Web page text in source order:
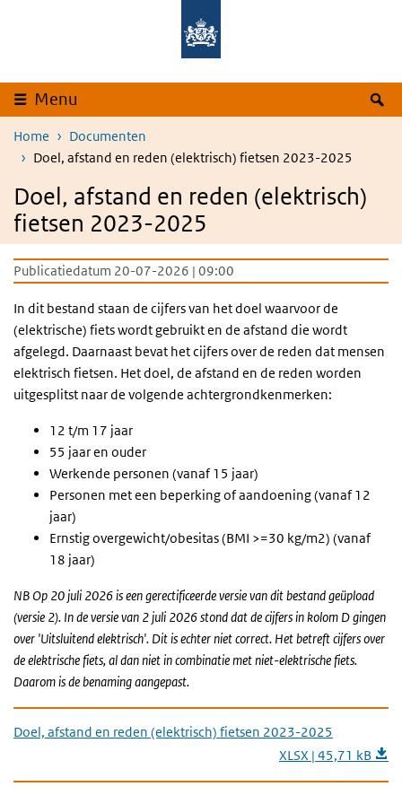
Overslaan en naar de inhoud gaan
Menu
Home
Documenten
Doel, afstand en reden (elektrisch) fietsen 2023-2025
Doel, afstand en reden (elektrisch)
fietsen 2023-2025
Publicatiedatum 20-07-2026 | 09:00
In dit bestand staan de cijfers van het doel waarvoor de
(elektrische) fiets wordt gebruikt en de afstand die wordt
afgelegd. Daarnaast bevat het cijfers over de reden dat mensen
elektrisch fietsen. Het doel, de afstand en de reden worden
uitgesplitst naar de volgende achtergrondkenmerken:
12 t/m 17 jaar
55 jaar en ouder
Werkende personen (vanaf 15 jaar)
Personen met een beperking of aandoening (vanaf 12
jaar)
Ernstig overgewicht/obesitas (BMI >=30 kg/m2) (vanaf
18 jaar)
NB Op 20 juli 2026 is een gerectificeerde versie van dit bestand geüpload
(versie 2). In de versie van 2 juli 2026 stond dat de cijfers in kolom D gingen
over 'Uitsluitend elektrisch'. Dit is echter niet correct. Het betreft cijfers over
de elektrische fiets, al dan niet in combinatie met niet-elektrische fiets.
Daarom is de benaming aangepast.
Doel, afstand en reden (elektrisch) fietsen 2023-2025
XLSX | 45,71 kB